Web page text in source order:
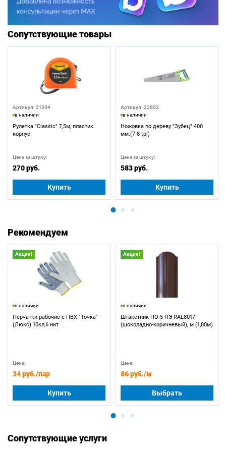
Сопутствующие товары
Артикул: 31304
в наличии
Рулетка "Classic" 7,5м, пластик.
корпус.
Цена за штуку:
270 руб.
Купить
Артикул: 23802
в наличии
Ножовка по дереву "Зубец" 400
мм.(7-8 tpi)
Цена за штуку:
583 руб.
Купить
Рекомендуем
Акция!
в наличии
Перчатки рабочие с ПВХ "Точка"
(Люкс) 10кл,6 нит
Цена:
34 руб./пар
Купить
Акция!
в наличии
Штакетник ПО-5 ПЭ RAL8017
(шоколадно-коричневый), м (1,80м)
Цена:
86 руб./м
Выбрать
Сопутствующие услуги